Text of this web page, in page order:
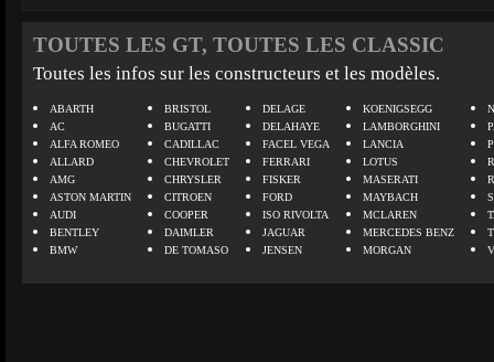
TOUTES LES GT, TOUTES LES CLASSIC
Toutes les infos sur les constructeurs et les modèles.
ABARTH
AC
ALFA ROMEO
ALLARD
AMG
ASTON MARTIN
AUDI
BENTLEY
BMW
BRISTOL
BUGATTI
CADILLAC
CHEVROLET
CHRYSLER
CITROEN
COOPER
DAIMLER
DE TOMASO
DELAGE
DELAHAYE
FACEL VEGA
FERRARI
FISKER
FORD
ISO RIVOLTA
JAGUAR
JENSEN
KOENIGSEGG
LAMBORGHINI
LANCIA
LOTUS
MASERATI
MAYBACH
MCLAREN
MERCEDES BENZ
MORGAN